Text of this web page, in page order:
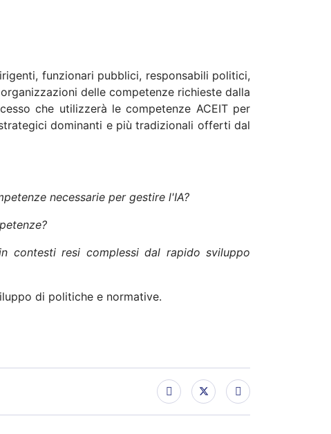
funzionari pubblici, responsabili politici,
delle competenze richieste dalla
che utilizzerà le competenze ACEIT per
dominanti e più tradizionali offerti dal
necessarie per gestire l'IA?
contesti resi complessi dal rapido sviluppo
di politiche e normative.